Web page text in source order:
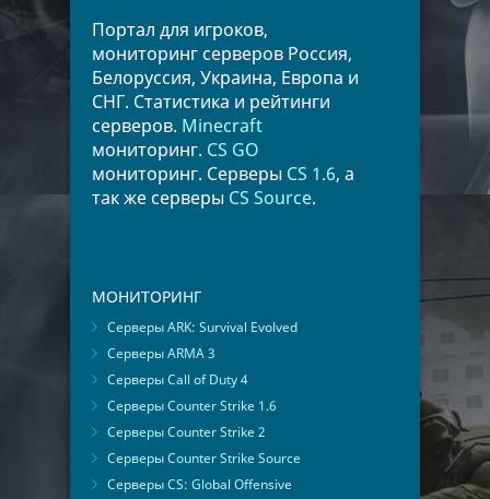
Портал для игроков,
мониторинг серверов Россия,
Белоруссия, Украина, Европа и
СНГ. Статистика и рейтинги
серверов. Minecraft
мониторинг. CS GO
мониторинг. Серверы CS 1.6, а
так же серверы CS Source.
МОНИТОРИНГ
Серверы ARK: Survival Evolved
Серверы ARMA 3
Серверы Call of Duty 4
Серверы Counter Strike 1.6
Серверы Counter Strike 2
Серверы Counter Strike Source
Серверы CS: Global Offensive